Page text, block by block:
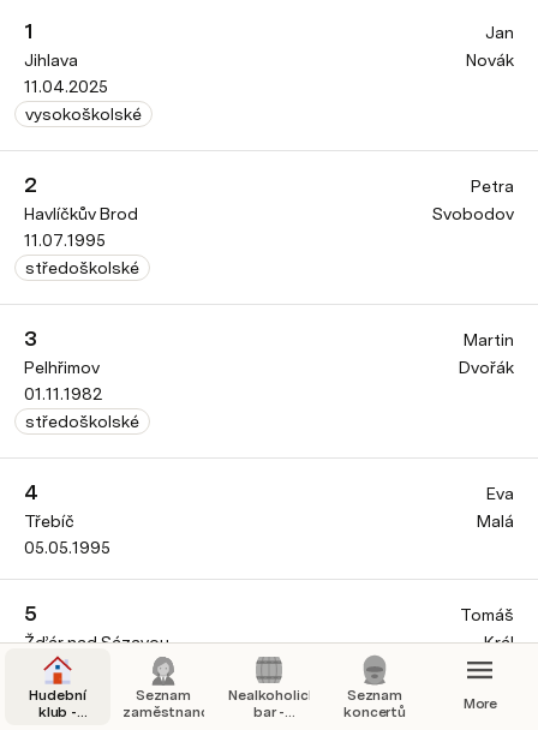
1
Jan
Jihlava
11.04.2025
vysokoškolské
Novák
2
Petra
Havlíčkův Brod
11.07.1995
středoškolské
Svobodov
3
Martin
Pelhřimov
01.11.1982
středoškolské
Dvořák
4
Eva
Třebíč
05.05.1995
Malá
5
Tomáš
Žďár nad Sázavou
19.09.1988
Král
Hudební
klub -
Seznam
zaměstnanců
Nealkoholický
bar -
Seznam
koncertů
More